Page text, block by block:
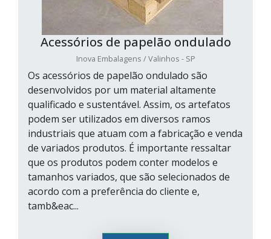
Acessórios de papelão ondulado
Inova Embalagens / Valinhos - SP
Os acessórios de papelão ondulado são
desenvolvidos por um material altamente
qualificado e sustentável. Assim, os artefatos
podem ser utilizados em diversos ramos
industriais que atuam com a fabricação e venda
de variados produtos. É importante ressaltar
que os produtos podem conter modelos e
tamanhos variados, que são selecionados de
acordo com a preferência do cliente e,
tamb&eac...